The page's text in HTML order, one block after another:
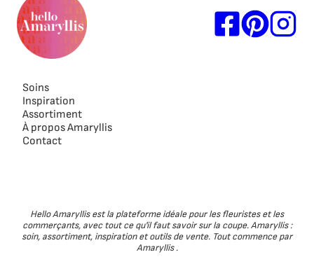
Soins
Inspiration
Assortiment
À propos Amaryllis
Contact
Hello Amaryllis est la plateforme idéale pour les fleuristes et les
commerçants, avec tout ce qu'il faut savoir sur la coupe. Amaryllis :
soin, assortiment, inspiration et outils de vente. Tout commence par
Amaryllis .